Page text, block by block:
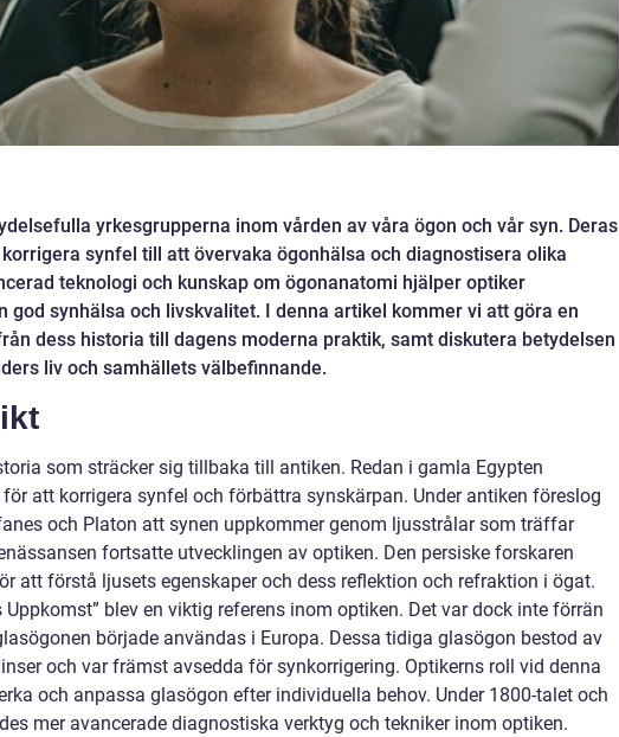
yrkesgrupperna inom vården av våra ögon och vår syn. Deras
synfel till att övervaka ögonhälsa och diagnostisera olika
teknologi och kunskap om ögonanatomi hjälper optiker
god synhälsa och livskvalitet. I denna artikel kommer vi att göra en
dess historia till dagens moderna praktik, samt diskutera betydelsen
liv och samhällets välbefinnande.
som sträcker sig tillbaka till antiken. Redan i gamla Egypten
att korrigera synfel och förbättra synskärpan. Under antiken föreslog
och Platon att synen uppkommer genom ljusstrålar som träffar
fortsatte utvecklingen av optiken. Den persiske forskaren
att förstå ljusets egenskaper och dess reflektion och refraktion i ögat.
Uppkomst” blev en viktig referens inom optiken. Det var dock inte förrän
började användas i Europa. Dessa tidiga glasögon bestod av
och var främst avsedda för synkorrigering. Optikerns roll vid denna
och anpassa glasögon efter individuella behov. Under 1800-talet och
mer avancerade diagnostiska verktyg och tekniker inom optiken.